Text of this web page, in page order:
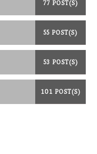
77 POST(S)
55 POST(S)
53 POST(S)
101 POST(S)